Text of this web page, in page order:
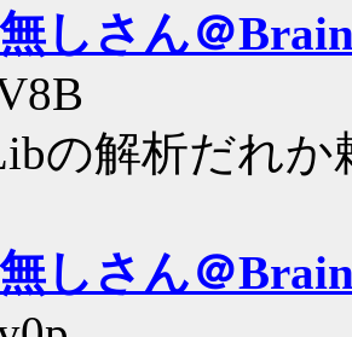
しさん＠
の解析だれか
しさん＠